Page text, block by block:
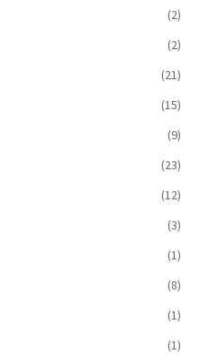
(2)
(2)
(21)
(15)
(9)
(23)
(12)
(3)
(1)
(8)
(1)
(1)